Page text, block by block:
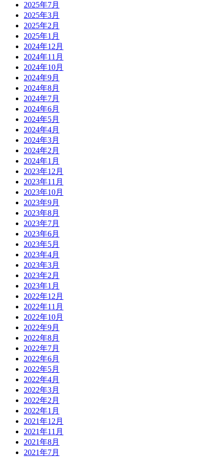
2025年7月
2025年3月
2025年2月
2025年1月
2024年12月
2024年11月
2024年10月
2024年9月
2024年8月
2024年7月
2024年6月
2024年5月
2024年4月
2024年3月
2024年2月
2024年1月
2023年12月
2023年11月
2023年10月
2023年9月
2023年8月
2023年7月
2023年6月
2023年5月
2023年4月
2023年3月
2023年2月
2023年1月
2022年12月
2022年11月
2022年10月
2022年9月
2022年8月
2022年7月
2022年6月
2022年5月
2022年4月
2022年3月
2022年2月
2022年1月
2021年12月
2021年11月
2021年8月
2021年7月